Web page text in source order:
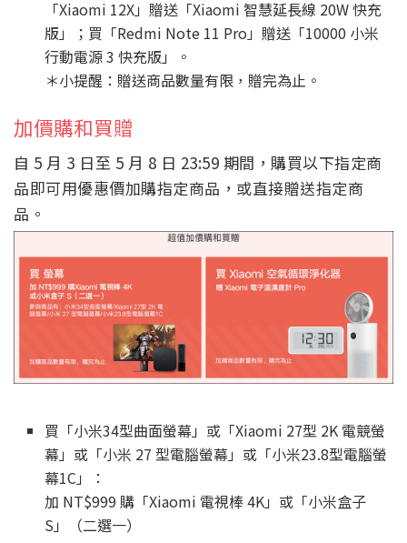
「Xiaomi 12X」贈送「Xiaomi 智慧延長線 20W 快充
版」；買「Redmi Note 11 Pro」贈送「10000 小米
行動電源 3 快充版」。
＊小提醒：贈送商品數量有限，贈完為止。
加價購和買贈
自 5 月 3 日至 5 月 8 日 23:59 期間，購買以下指定商
品即可用優惠價加購指定商品，或直接贈送指定商
品。
買「小米34型曲面螢幕」或「Xiaomi 27型 2K 電競螢
幕」或「小米 27 型電腦螢幕」或「小米23.8型電腦螢
幕1C」：
加 NT$999 購「Xiaomi 電視棒 4K」或「小米盒子
S」（二選一）